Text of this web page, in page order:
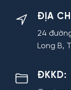
ĐỊA
24
Long B,
ĐKKD: